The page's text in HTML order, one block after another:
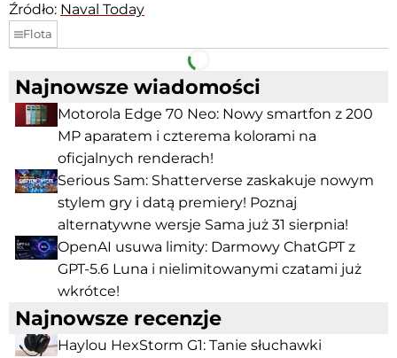
Źródło: Naval Today
Flota
Facebook Telegram
Najnowsze wiadomości
Motorola Edge 70 Neo: Nowy smartfon z 200
MP aparatem i czterema kolorami na
oficjalnych renderach!
Serious Sam: Shatterverse zaskakuje nowym
stylem gry i datą premiery! Poznaj
alternatywne wersje Sama już 31 sierpnia!
OpenAI usuwa limity: Darmowy ChatGPT z
GPT-5.6 Luna i nielimitowanymi czatami już
wkrótce!
Najnowsze recenzje
Haylou HexStorm G1: Tanie słuchawki